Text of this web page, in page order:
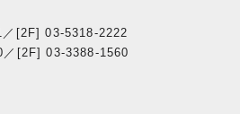
[2F] 03-5318-2222
[2F] 03-3388-1560